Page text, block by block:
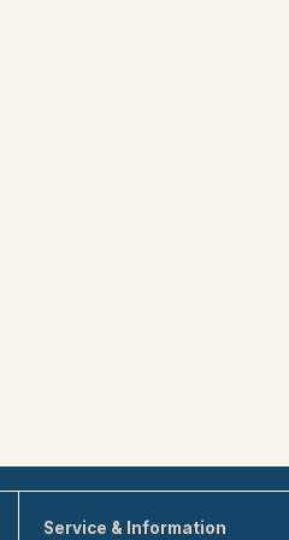
Service & Information